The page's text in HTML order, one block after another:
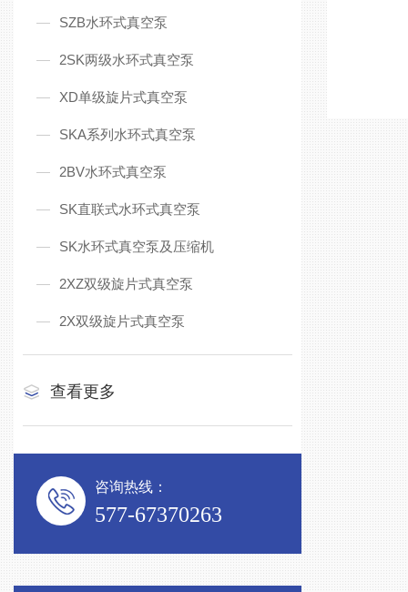
SZB水环式真空泵
2SK两级水环式真空泵
XD单级旋片式真空泵
SKA系列水环式真空泵
2BV水环式真空泵
SK直联式水环式真空泵
SK水环式真空泵及压缩机
2XZ双级旋片式真空泵
2X双级旋片式真空泵
查看更多
咨询热线：
577-67370263